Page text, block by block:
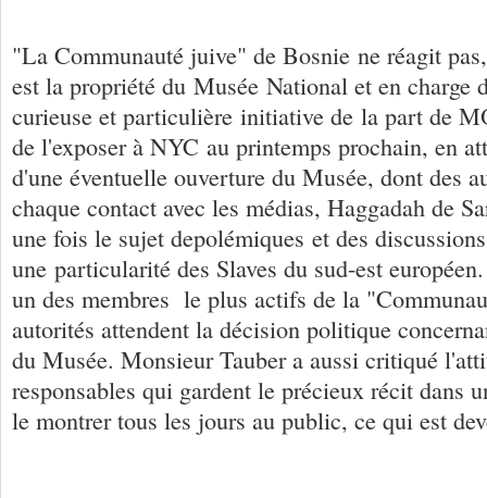
"La Communauté juive" de Bosnie ne réagit
est la propriété du Musée National et en charge
curieuse et particulière initiative de la part de
de l'exposer à NYC au printemps prochain, en
d'une éventuelle ouverture du Musée, dont des
chaque contact avec les médias, Haggadah de
une fois le sujet depolémiques et des
une particularité des Slaves du sud-est
un des membres le plus actifs de la
autorités attendent la décision politique
du Musée. Monsieur Tauber a aussi critiqué
responsables qui gardent le précieux récit dans
le montrer tous les jours au public, ce qui est